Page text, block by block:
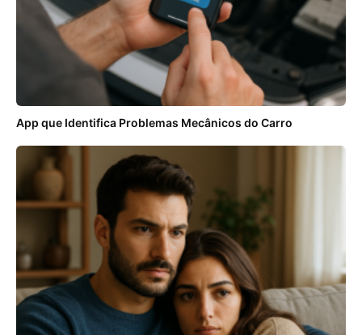
App que Identifica Problemas Mecânicos do Carro